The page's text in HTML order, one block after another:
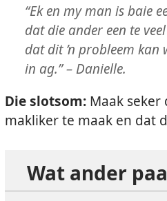
“Ek en my man is baie
dat die ander een te
dat dit ’n probleem kan
in ag.” – Danielle.
Die slotsom: Maak
makliker te maak en dat
Wat ander